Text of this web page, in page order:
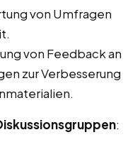
von Umfragen
von Feedback an
zur Verbesserung
: